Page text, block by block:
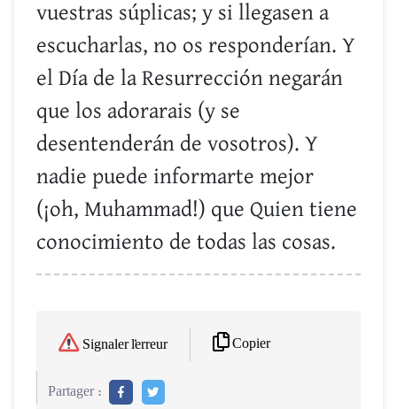
vuestras súplicas; y si llegasen a
escucharlas, no os responderían. Y
el Día de la Resurrección negarán
que los adorarais (y se
desentenderán de vosotros). Y
nadie puede informarte mejor
(¡oh, Muhammad!) que Quien tiene
conocimiento de todas las cosas.
Signaler l'erreur Copier
Partager :